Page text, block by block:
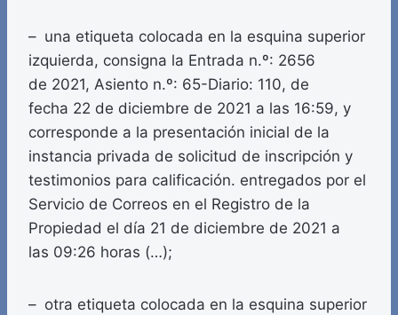
– una etiqueta colocada en la esquina superior
izquierda, consigna la Entrada n.º: 2656
de 2021, Asiento n.º: 65-Diario: 110, de
fecha 22 de diciembre de 2021 a las 16:59, y
corresponde a la presentación inicial de la
instancia privada de solicitud de inscripción y
testimonios para calificación. entregados por el
Servicio de Correos en el Registro de la
Propiedad el día 21 de diciembre de 2021 a
las 09:26 horas (…);
– otra etiqueta colocada en la esquina superior